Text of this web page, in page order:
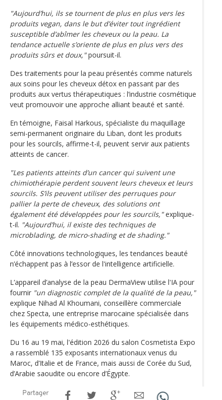
"Aujourd’hui, ils se tournent de plus en plus vers les
produits vegan, dans le but d’éviter tout ingrédient
susceptible d’abîmer les cheveux ou la peau. La
tendance actuelle s’oriente de plus en plus vers des
produits sûrs et doux,"poursuit-il.
Des traitements pour la peau présentés comme naturels
aux soins pour les cheveux détox en passant par des
produits aux vertus thérapeutiques : l’industrie cosmétique
veut promouvoir une approche alliant beauté et santé.
En témoigne, Faisal Harkous, spécialiste du maquillage
semi-permanent originaire du Liban, dont les produits
pour les sourcils, affirme-t-il, peuvent servir aux patients
atteints de cancer.
"Les patients atteints d’un cancer qui suivent une
chimiothérapie perdent souvent leurs cheveux et leurs
sourcils. S’ils peuvent utiliser des perruques pour
pallier la perte de cheveux, des solutions ont
également été développées pour les sourcils,"explique-
t-il. "Aujourd’hui, il existe des techniques de
microblading, de micro-shading et de shading."
Côté innovations technologiques, les tendances beauté
n’échappent pas à l’essor de l'intelligence artificielle.
L’appareil d’analyse de la peau DermaView utilise l'IA pour
fournir "un diagnostic complet de la qualité de la peau,"
explique Nihad Al Khoumani, conseillère commerciale
chez Specta, une entreprise marocaine spécialisée dans
les équipements médico-esthétiques.
Du 16 au 19 mai, l'édition 2026 du salon Cosmetista Expo
a rassemblé 135 exposants internationaux venus du
Maroc, d’Italie et de France, mais aussi de Corée du Sud,
d’Arabie saoudite ou encore d’Égypte.
Partager